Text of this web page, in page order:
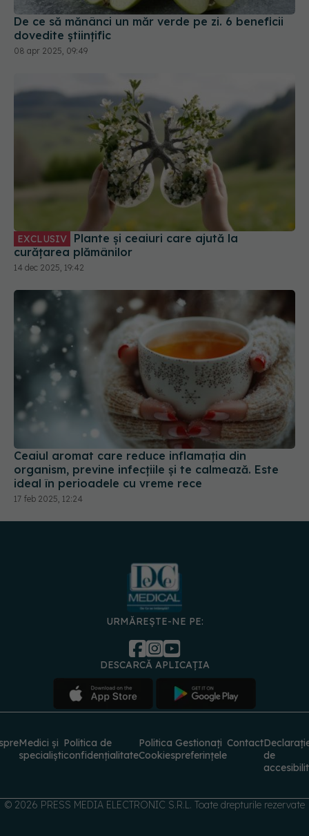
08 apr 2025, 09:49
curățarea plămânilor
Ceaiul aromat care reduce inflamația din
organism, previne infecțiile și te calmează. Este
ideal în perioadele cu vreme rece
17 feb 2025, 12:24
URMĂREȘTE-NE PE:
DESCARCĂ APLICAȚIA
specialiști
Politica de
confidențialitateCookies
Gestionați
preferințele
Contact
de
© 2026 PRESS MEDIA ELECTRONIC S.R.L. Toate drepturile rezervate